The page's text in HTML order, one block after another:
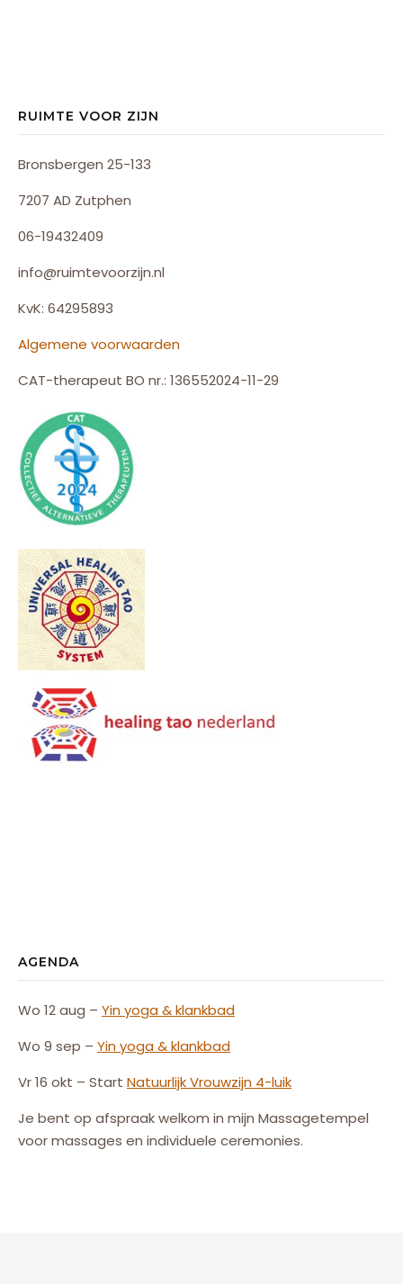
RUIMTE VOOR ZIJN
Bronsbergen 25-133
7207 AD Zutphen
06-19432409
info@ruimtevoorzijn.nl
KvK: 64295893
Algemene voorwaarden
CAT-therapeut BO nr.: 136552024-11-29
AGENDA
Wo 12 aug – Yin yoga & klankbad
Wo 9 sep – Yin yoga & klankbad
Vr 16 okt – Start NatuurlijkVrouwzijn 4-luik
Je bent op afspraak welkom in mijn Massagetempel
voor massages en individuele ceremonies.